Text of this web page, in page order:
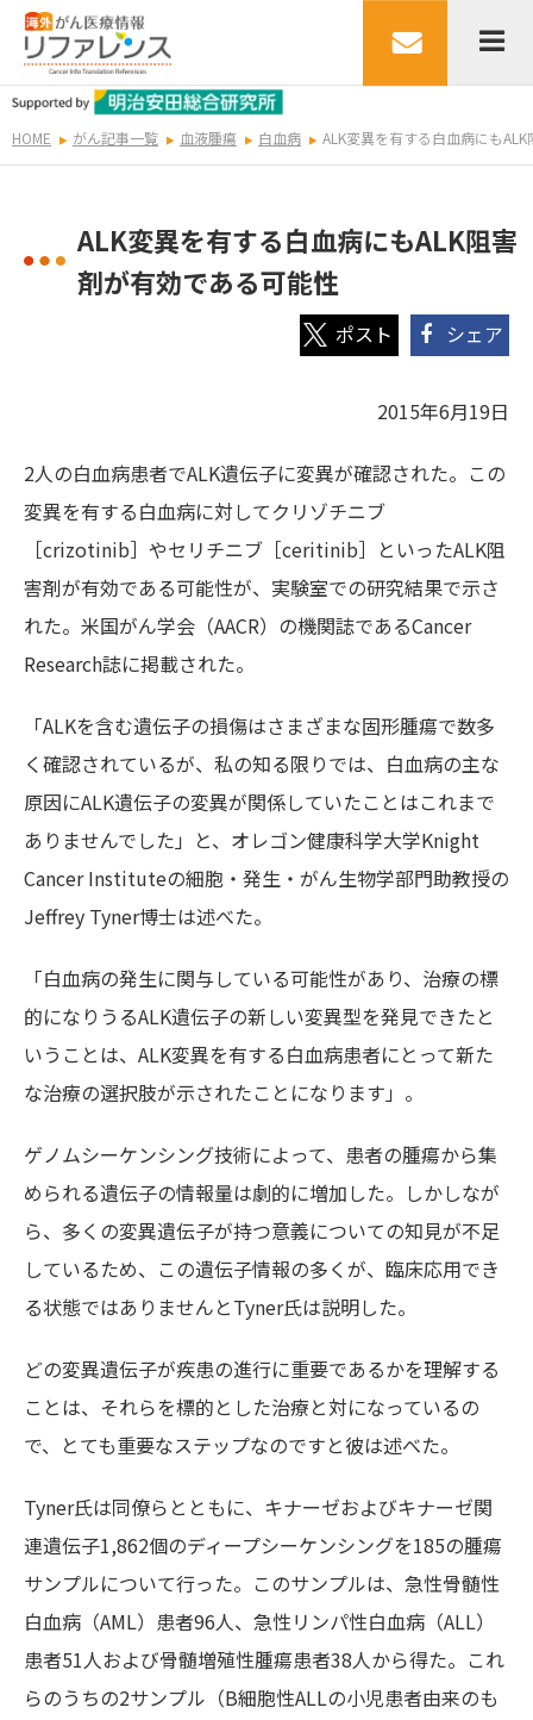
HOME がん記事一覧 血液腫瘍 白血病 ALK変異を有する白血病にも
ALK変異を有する白血病にもALK阻害
剤が有効である可能性
シェア
2015年6月19日
2人の白血病患者でALK遺伝子に変異が確認された。この
変異を有する白血病に対してクリゾチニブ
［crizotinib］やセリチニブ［ceritinib］といったALK阻
害剤が有効である可能性が、実験室での研究結果で示さ
れた。米国がん学会（AACR）の機関誌であるCancer
Research誌に掲載された。
「ALKを含む遺伝子の損傷はさまざまな固形腫瘍で数多
く確認されているが、私の知る限りでは、白血病の主な
原因にALK遺伝子の変異が関係していたことはこれまで
ありませんでした」と、オレゴン健康科学大学Knight
Cancer Instituteの細胞・発生・がん生物学部門助教授の
Jeffrey Tyner博士は述べた。
「白血病の発生に関与している可能性があり、治療の標
的になりうるALK遺伝子の新しい変異型を発見できたと
いうことは、ALK変異を有する白血病患者にとって新た
な治療の選択肢が示されたことになります」。
ゲノムシーケンシング技術によって、患者の腫瘍から集
められる遺伝子の情報量は劇的に増加した。しかしなが
ら、多くの変異遺伝子が持つ意義についての知見が不足
しているため、この遺伝子情報の多くが、臨床応用でき
る状態ではありませんとTyner氏は説明した。
どの変異遺伝子が疾患の進行に重要であるかを理解する
ことは、それらを標的とした治療と対になっているの
で、とても重要なステップなのですと彼は述べた。
Tyner氏は同僚らとともに、キナーゼおよびキナーゼ関
連遺伝子1,862個のディープシーケンシングを185の腫瘍
サンプルについて行った。このサンプルは、急性骨髄性
白血病（AML）患者96人、急性リンパ性白血病（ALL）
患者51人および骨髄増殖性腫瘍患者38人から得た。これ
らのうちの2サンプル（B細胞性ALLの小児患者由来のも